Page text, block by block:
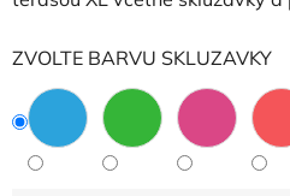
ZVOLTE BARVU SKLUZAVKY